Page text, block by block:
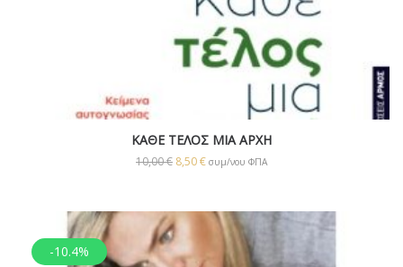
ΚΑΘΕ ΤΕΛΟΣ ΜΙΑ ΑΡΧΗ
10,00€ 8,50€ συμ/νου ΦΠΑ
-10.4%